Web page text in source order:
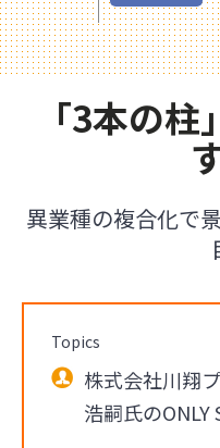
「3本の
異業種の複合化で
Topics
株式会社川
浩嗣氏のONLY